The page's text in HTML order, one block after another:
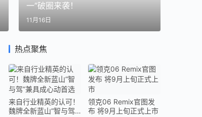
一”破圈来袭！
11月16日
热点聚焦
来自行业精英的认可！
魏牌全新蓝山“智与驾”
领克06 Remix官图发
布 将9月上旬正式上市